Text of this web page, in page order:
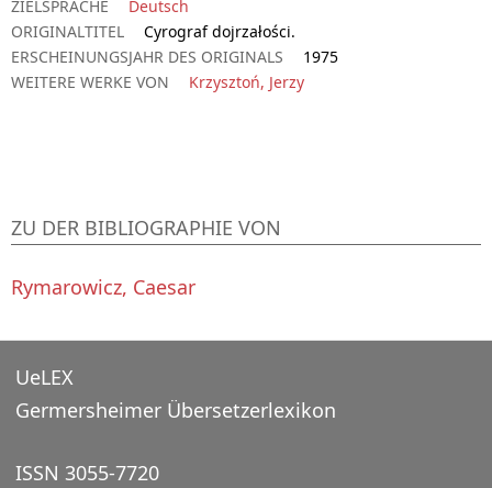
ZIELSPRACHE
Deutsch
ORIGINALTITEL
Cyrograf dojrzałości.
ERSCHEINUNGSJAHR DES ORIGINALS
1975
WEITERE WERKE VON
Krzysztoń, Jerzy
ZU DER BIBLIOGRAPHIE VON
Rymarowicz, Caesar
UeLEX
Germersheimer Übersetzerlexikon
ISSN 3055-7720